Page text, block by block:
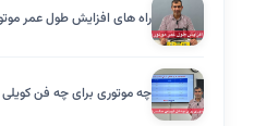
راه های افزایش طول عمر
چه موتوری برای چه فن